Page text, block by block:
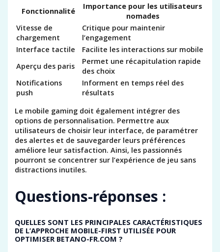
Fonctionnalité
Importance pour les utilisateurs
nomades
Vitesse de
chargement
Critique pour maintenir
l’engagement
Interface tactile
Facilite les interactions sur mobile
Aperçu des paris
Permet une récapitulation rapide
des choix
Notifications
push
Informent en temps réel des
résultats
Le mobile gaming doit également intégrer des
options de personnalisation. Permettre aux
utilisateurs de choisir leur interface, de paramétrer
des alertes et de sauvegarder leurs préférences
améliore leur satisfaction. Ainsi, les passionnés
pourront se concentrer sur l’expérience de jeu sans
distractions inutiles.
Questions-réponses :
QUELLES SONT LES PRINCIPALES CARACTÉRISTIQUES
DE L’APPROCHE MOBILE-FIRST UTILISÉE POUR
OPTIMISER BETANO-FR.COM ?